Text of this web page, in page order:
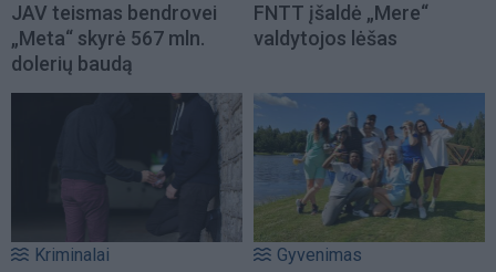
JAV teismas bendrovei
„Meta“ skyrė 567 mln.
dolerių baudą
FNTT įšaldė „Mere“
valdytojos lėšas
Kriminalai Gyvenimas